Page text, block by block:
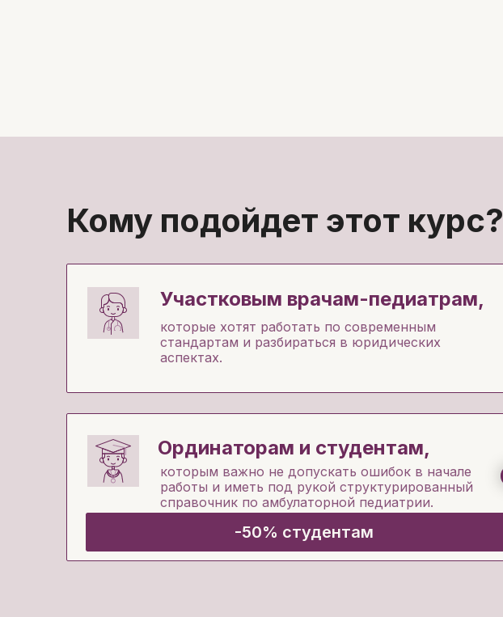
Участковым врачам-педиатрам,
которые хотят работать по современным
стандартам и разбираться в юридических
аспектах.
Ординаторам и студентам,
которым важно не допускать ошибок в начале
работы и иметь под рукой структурированный
справочник по амбулаторной педиатрии.
-50% студентам
Кому подойдет этот курс?